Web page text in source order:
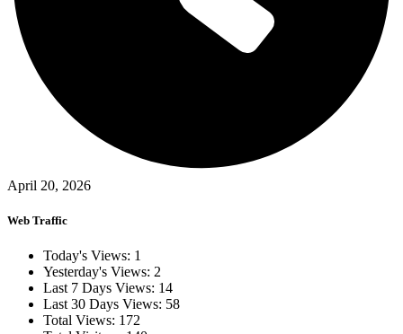
April 20, 2026
Web Traffic
Today's Views: 1
Yesterday's Views: 2
Last 7 Days Views: 14
Last 30 Days Views: 58
Total Views: 172